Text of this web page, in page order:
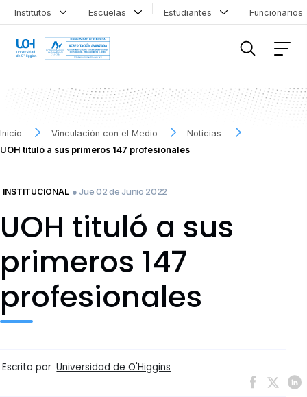
Institutos Escuelas Estudiantes
Inicio Vinculación con el Medio
Noticias
UOH tituló a sus primeros 147 profesionales
INSTITUCIONAL ● Jue 02 de Junio 2022
UOH tituló a sus
primeros 147
profesionales
Escrito por Universidad de O'Higgins